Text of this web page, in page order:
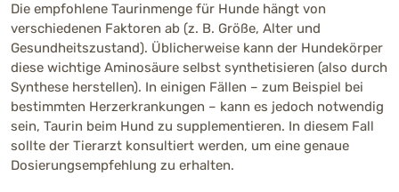
Die empfohlene Taurinmenge für Hunde hängt von
verschiedenen Faktoren ab (z. B. Größe, Alter und
Gesundheitszustand). Üblicherweise kann der Hundekörper
diese wichtige Aminosäure selbst synthetisieren (also durch
Synthese herstellen). In einigen Fällen – zum Beispiel bei
bestimmten Herzerkrankungen – kann es jedoch notwendig
sein, Taurin beim Hund zu supplementieren. In diesem Fall
sollte der Tierarzt konsultiert werden, um eine genaue
Dosierungsempfehlung zu erhalten.